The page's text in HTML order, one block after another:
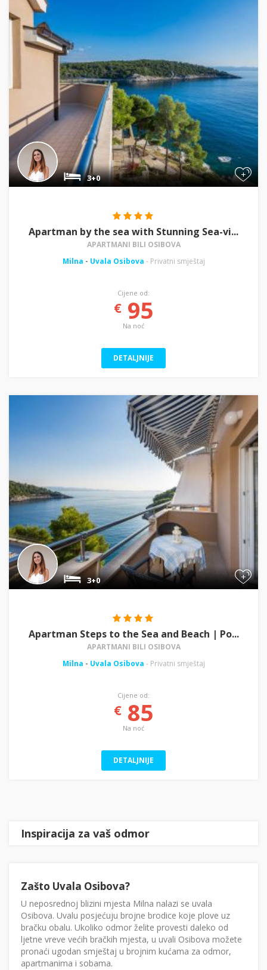
+
3+0
Apartman by the sea with Stunning Sea-vi...
APARTMANI BILI OSIBOVA
Milna - Uvala Osibova - Privatni smještaj
Cijene od:
€95
Na noć
DETALJNIJE
+
3+0
Apartman Steps to the Sea and Beach | Po...
APARTMANI BILI OSIBOVA
Milna - Uvala Osibova - Privatni smještaj
Cijene od:
€85
Na noć
DETALJNIJE
Inspiracija za vaš odmor
Zašto Uvala Osibova?
U neposrednoj blizini mjesta Milna nalazi se uvala
Osibova. Uvalu posjećuju brojne brodice koje plove uz
bračku obalu. Ukoliko odmor želite provesti daleko od
ljetne vreve većih bračkih mjesta, u uvali Osibova možete
pronaći ugodan smještaj u brojnim kućama za odmor,
apartmanima i sobama.